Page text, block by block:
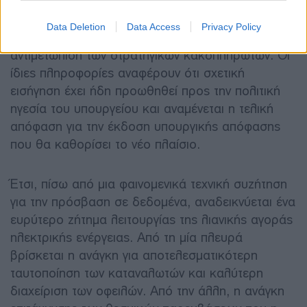
Data Deletion Data Access Privacy Policy
συγκεκριμένες προϋποθέσεις και με γνώμονα την
αρχή της αναλογικότητας, την αποτελεσματικότερη
αντιμετώπιση των στρατηγικών κακοπληρωτών. Οι
ίδιες πληροφορίες αναφέρουν ότι σχετική
εισήγηση έχει ήδη προωθηθεί προς την πολιτική
ηγεσία του υπουργείου και αναμένεται η τελική
απόφαση για την έκδοση υπουργικής απόφασης
που θα καθορίσει το νέο πλαίσιο.
Έτσι, πίσω από μια φαινομενικά τεχνική συζήτηση
για την πρόσβαση σε δεδομένα, αναδεικνύεται ένα
ευρύτερο ζήτημα λειτουργίας της λιανικής αγοράς
ηλεκτρικής ενέργειας. Από τη μία πλευρά
βρίσκεται η ανάγκη για αποτελεσματικότερη
ταυτοποίηση των καταναλωτών και καλύτερη
διαχείριση των οφειλών. Από την άλλη, η ανάγκη